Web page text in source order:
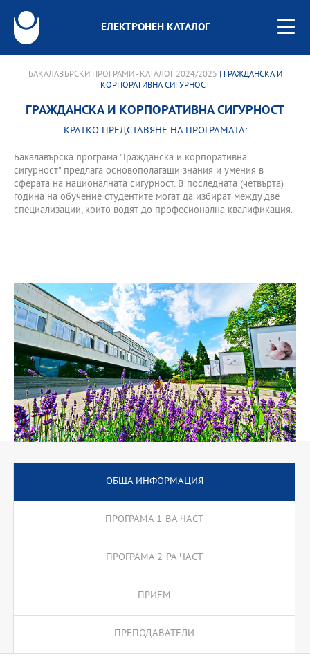
ЕЛЕКТРОНЕН КАТАЛОГ
БАКАЛАВЪРСКИ ПРОГРАМИ - КАТАЛОГ 2024/2025 | ГРАЖДАНСКА И
КОРПОРАТИВНА СИГУРНОСТ
ГРАЖДАНСКА И КОРПОРАТИВНА СИГУРНОСТ
КРАТКО ПРЕДСТАВЯНЕ НА ПРОГРАМАТА:
Бакалавърска програма "Гражданска и корпоративна
сигурност" предлага основополагащи знания и умения в
сферата на националната сигурност. В последната (четвърта)
година на обучение студентите могат да избират между две
специализации, които водят до професионална квалификация.
ОБЩА ИНФОРМАЦИЯ
ПРОГРАМА 1-ВА ЧАСТ
ПРОГРАМА 2-РА ЧАСТ
ПРИЕМ
ПРЕПОДАВАТЕЛИ